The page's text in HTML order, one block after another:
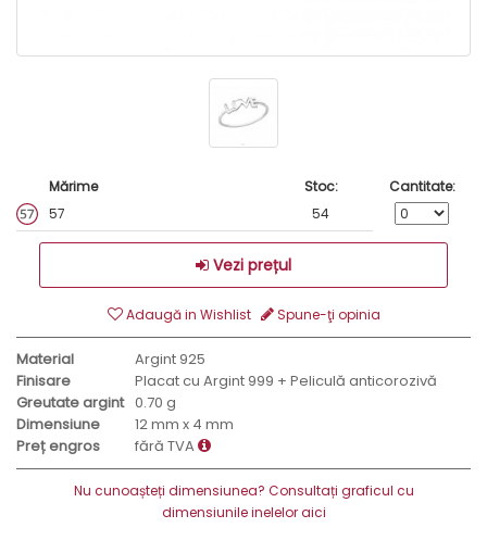
Mărime Stoc:
Cantitate:
57
54
Vezi prețul
Adaugă in Wishlist Spune-ţi opinia
Material
Argint 925
Finisare
Placat cu Argint 999 + Peliculă anticorozivă
Greutate argint 0.70 g
Dimensiune
12 mm x 4 mm
Preț engros
fără TVA
Nu cunoașteți dimensiunea? Consultați graficul cu
dimensiunile inelelor aici